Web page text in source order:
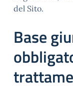
del Sito.
Base